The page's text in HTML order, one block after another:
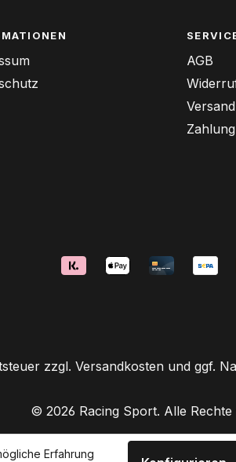
AGB
Versand
Zahlung
zzgl. Versandkosten und ggf.
© 2026 Racing Sport. Alle
Erfahrung